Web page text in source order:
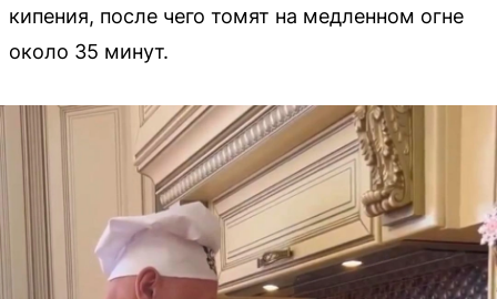
кипения, после чего томят на медленном огне
около 35 минут.